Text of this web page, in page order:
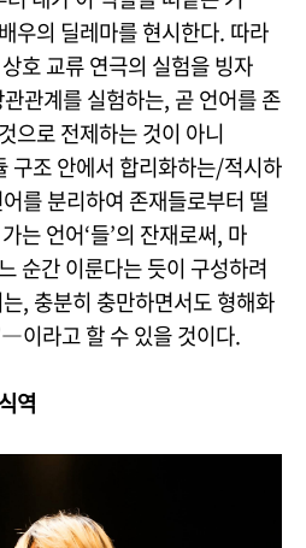
우의 딜레마를 현시한다. 따라
호 교류 연극의 실험을 빙자
관계를 실험하는, 곧 언어를 존
으로 전제하는 것이 아니
구조 안에서 합리화하는/적시하
를 분리하여 존재들로부터 떨
는 언어‘들’의 잔재로써, 마
순간 이룬다는 듯이 구성하려
, 충분히 충만하면서도 형해화
이라고 할 수 있을 것이다.
역